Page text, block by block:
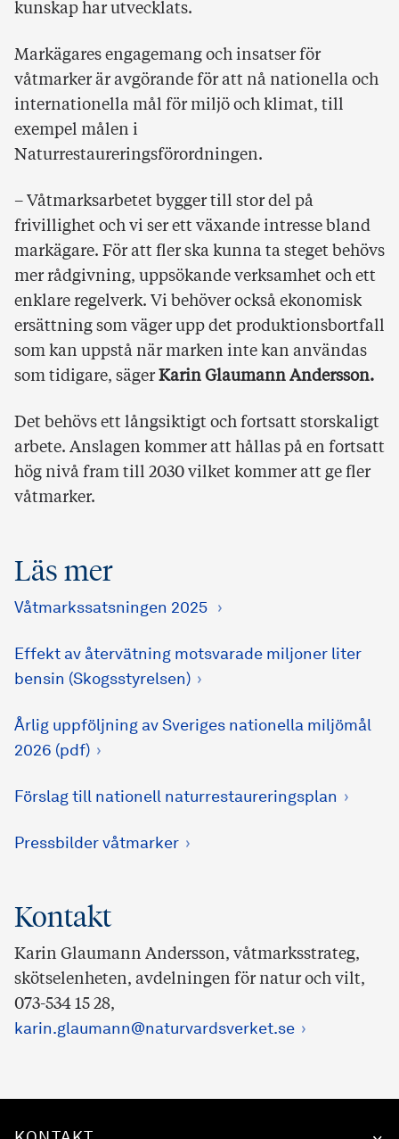
kunskap har utvecklats.
Markägares engagemang och insatser för
våtmarker är avgörande för att nå nationella och
internationella mål för miljö och klimat, till
exempel målen i
Naturrestaureringsförordningen.
– Våtmarksarbetet bygger till stor del på
frivillighet och vi ser ett växande intresse bland
markägare. För att fler ska kunna ta steget behövs
mer rådgivning, uppsökande verksamhet och ett
enklare regelverk. Vi behöver också ekonomisk
ersättning som väger upp det produktionsbortfall
som kan uppstå när marken inte kan användas
som tidigare, sägerKarin Glaumann Andersson.
Det behövs ett långsiktigt och fortsatt storskaligt
arbete. Anslagen kommer att hållas på en fortsatt
hög nivå fram till 2030 vilket kommer att ge fler
våtmarker.
Läs mer
Våtmarkssatsningen 2025
Effekt av återvätning motsvarade miljoner liter
bensin (Skogsstyrelsen)
Årlig uppföljning av Sveriges nationella miljömål
2026 (pdf)
Förslag till nationell naturrestaureringsplan
Pressbilder våtmarker
Kontakt
Karin Glaumann Andersson, våtmarksstrateg,
skötselenheten, avdelningen för natur och vilt,
073-534 15 28,
karin.glaumann@naturvardsverket.se